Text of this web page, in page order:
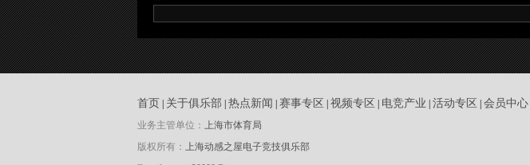
首页 关于俱乐部 热点新闻 赛事专区 视频专区 电竞产业 活动专区 会员中心
业务主管单位： 上海市体育局
版权所有： 上海动感之屋电子竞技俱乐部